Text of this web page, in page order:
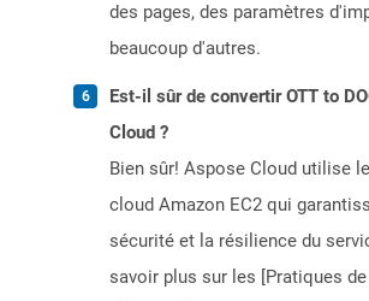
des pages, des paramètres
beaucoup d'autres.
Est-il sûr de convertir OTT to
Cloud ?
Bien sûr! Aspose Cloud utilise
cloud Amazon EC2 qui
sécurité et la résilience du
savoir plus sur les [Pratiques